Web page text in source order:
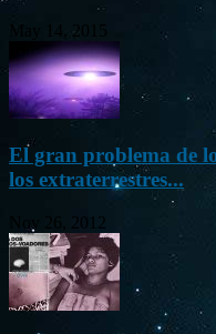
May 14, 2015
El gran problema de
los extraterrestres...
Nov 26, 2012